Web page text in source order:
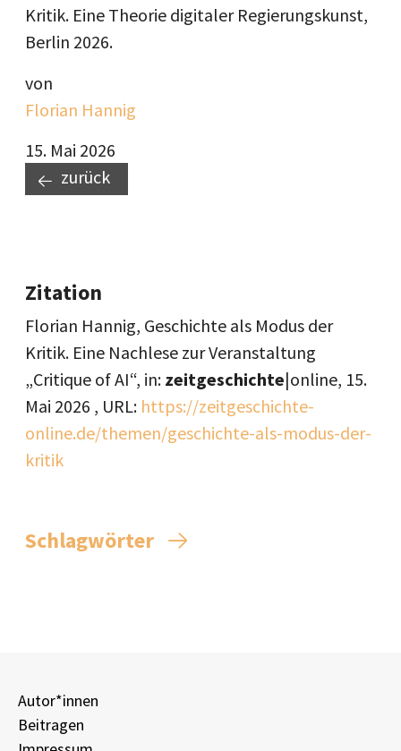
Kritik. Eine Theorie digitaler Regierungskunst,
Berlin 2026.
von
Florian Hannig
15. Mai 2026
zurück
Zitation
Florian Hannig, Geschichte als Modus der
Kritik. Eine Nachlese zur Veranstaltung
„Critique of AI“, in: zeitgeschichte|online, 15.
Mai 2026 , URL: https://zeitgeschichte-
online.de/themen/geschichte-als-modus-der-
kritik
Schlagwörter
Autor*innen
Beitragen